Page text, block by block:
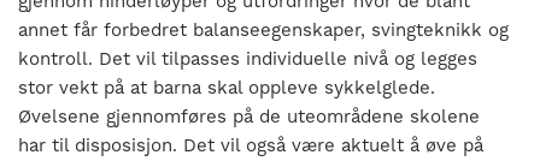
annet får forbedret balanseegenskaper, svingteknikk og
kontroll. Det vil tilpasses individuelle nivå og legges
stor vekt på at barna skal oppleve sykkelglede.
Øvelsene gjennomføres på de uteområdene skolene
har til disposisjon. Det vil også være aktuelt å øve på